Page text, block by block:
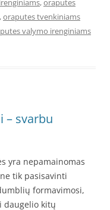
,oraputes
,oraputes tvenkiniams
valymo irenginiams
– svarbu
yra nepamainomas
tik pasisavinti
formavimosi,
daugelio kitų